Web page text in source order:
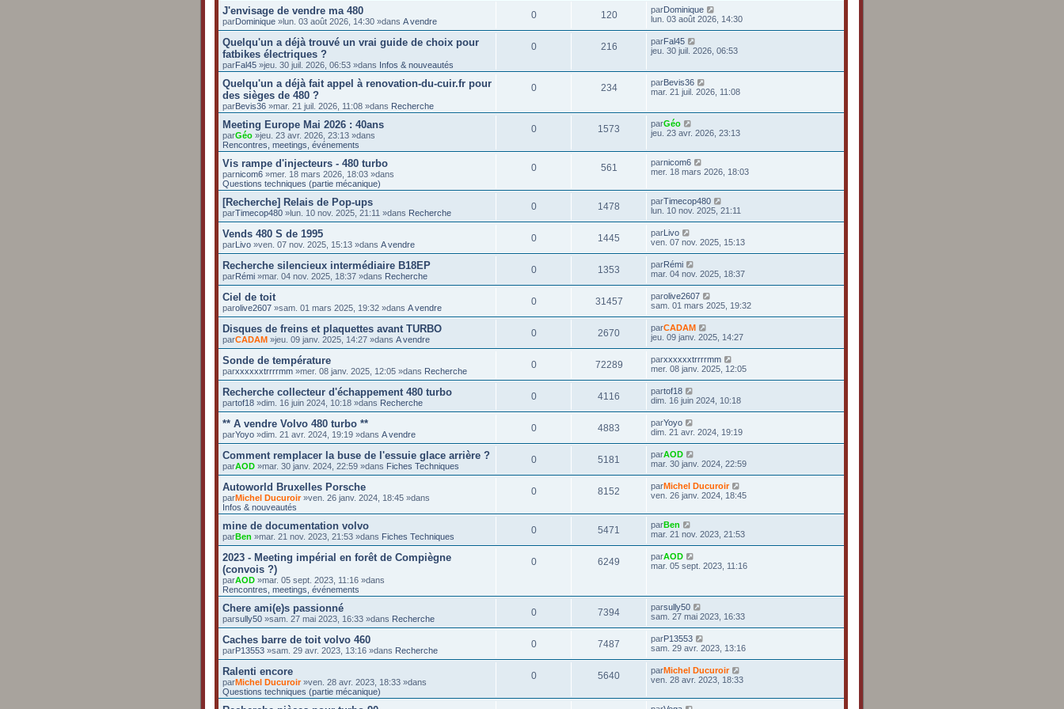
J'envisage de vendre ma 480
parDominique »lun. 03 août 2026, 14:30 »dans A vendre
0 120 parDominique
lun. 03 août 2026, 14:30
Quelqu'un a déjà trouvé un vrai guide de choix pour
fatbikes électriques ?
parFal45 »jeu. 30 juil. 2026, 06:53 »dans Infos & nouveautés
0 216 parFal45
jeu. 30 juil. 2026, 06:53
Quelqu'un a déjà fait appel à renovation-du-cuir.fr pour
des sièges de 480 ?
parBevis36 »mar. 21 juil. 2026, 11:08 »dans Recherche
0 234 parBevis36
mar. 21 juil. 2026, 11:08
Meeting Europe Mai 2026 : 40ans
parGéo »jeu. 23 avr. 2026, 23:13 »dans
Rencontres, meetings, événements
0 1573 parGéo
jeu. 23 avr. 2026, 23:13
Vis rampe d'injecteurs - 480 turbo
parnicom6 »mer. 18 mars 2026, 18:03 »dans
Questions techniques (partie mécanique)
0 561 parnicom6
mer. 18 mars 2026, 18:03
[Recherche] Relais de Pop-ups
parTimecop480 »lun. 10 nov. 2025, 21:11 »dans Recherche
0 1478 parTimecop480
lun. 10 nov. 2025, 21:11
Vends 480 S de 1995
parLivo »ven. 07 nov. 2025, 15:13 »dans A vendre
0 1445 parLivo
ven. 07 nov. 2025, 15:13
Recherche silencieux intermédiaire B18EP
parRémi »mar. 04 nov. 2025, 18:37 »dans Recherche
0 1353 parRémi
mar. 04 nov. 2025, 18:37
Ciel de toit
parolive2607 »sam. 01 mars 2025, 19:32 »dans A vendre
0 31457 parolive2607
sam. 01 mars 2025, 19:32
Disques de freins et plaquettes avant TURBO
parCADAM »jeu. 09 janv. 2025, 14:27 »dans A vendre
0 2670 parCADAM
jeu. 09 janv. 2025, 14:27
Sonde de température
parxxxxxxtrrrrmm »mer. 08 janv. 2025, 12:05 »dans Recherche
0 72289 parxxxxxxtrrrrmm
mer. 08 janv. 2025, 12:05
Recherche collecteur d'échappement 480 turbo
partof18 »dim. 16 juin 2024, 10:18 »dans Recherche
0 4116 partof18
dim. 16 juin 2024, 10:18
** A vendre Volvo 480 turbo **
parYoyo »dim. 21 avr. 2024, 19:19 »dans A vendre
0 4883 parYoyo
dim. 21 avr. 2024, 19:19
Comment remplacer la buse de l'essuie glace arrière ?
parAOD »mar. 30 janv. 2024, 22:59 »dans Fiches Techniques
0 5181 parAOD
mar. 30 janv. 2024, 22:59
Autoworld Bruxelles Porsche
parMichel Ducuroir»ven. 26 janv. 2024, 18:45 »dans
Infos & nouveautés
0 8152 parMichel Ducuroir
ven. 26 janv. 2024, 18:45
mine de documentation volvo
parBen »mar. 21 nov. 2023, 21:53 »dans Fiches Techniques
0 5471 parBen
mar. 21 nov. 2023, 21:53
2023 - Meeting impérial en forêt de Compiègne
(convois ?)
parAOD »mar. 05 sept. 2023, 11:16 »dans
Rencontres, meetings, événements
0 6249 parAOD
mar. 05 sept. 2023, 11:16
Chere ami(e)s passionné
parsully50 »sam. 27 mai 2023, 16:33 »dans Recherche
0 7394 parsully50
sam. 27 mai 2023, 16:33
Caches barre de toit volvo 460
parP13553 »sam. 29 avr. 2023, 13:16 »dans Recherche
0 7487 parP13553
sam. 29 avr. 2023, 13:16
Ralenti encore
parMichel Ducuroir»ven. 28 avr. 2023, 18:33 »dans
Questions techniques (partie mécanique)
0 5640 parMichel Ducuroir
ven. 28 avr. 2023, 18:33